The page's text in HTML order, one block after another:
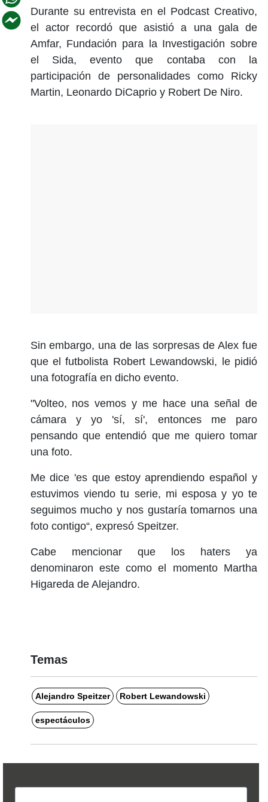
Durante su entrevista en el Podcast Creativo,
el actor recordó que asistió a una gala de
Amfar, Fundación para la Investigación sobre
el Sida, evento que contaba con la
participación de personalidades como Ricky
Martin, Leonardo DiCaprio y Robert De Niro.
Sin embargo, una de las sorpresas de Alex fue
que el futbolista Robert Lewandowski, le pidió
una fotografía en dicho evento.
"Volteo, nos vemos y me hace una señal de
cámara y yo 'sí, sí', entonces me paro
pensando que entendió que me quiero tomar
una foto.
Me dice 'es que estoy aprendiendo español y
estuvimos viendo tu serie, mi esposa y yo te
seguimos mucho y nos gustaría tomarnos una
foto contigo“, expresó Speitzer.
Cabe mencionar que los haters ya
denominaron este como el momento Martha
Higareda de Alejandro.
Temas
Alejandro Speitzer Robert Lewandowski
espectáculos